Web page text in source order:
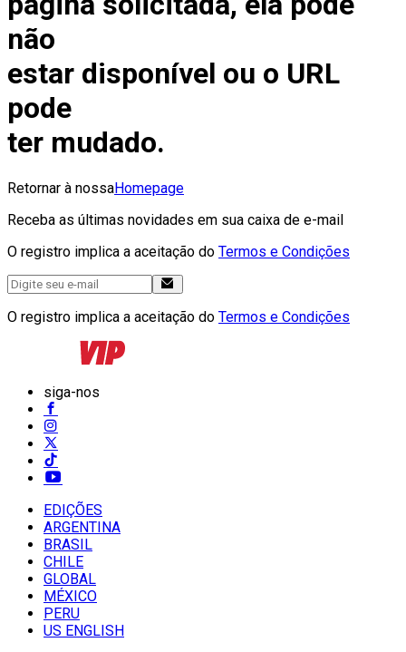
não
estar disponível ou o URL
pode
ter mudado.
Retornar à nossaHomepage
Receba as últimas novidades em sua caixa de e-mail
O registro implica a aceitação do Termos e Condições
O registro implica a aceitação do Termos e Condições
siga-nos
EDIÇÕES
ARGENTINA
BRASIL
CHILE
GLOBAL
MÉXICO
PERU
US ENGLISH